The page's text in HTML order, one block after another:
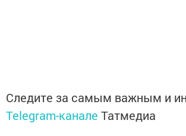
Следите за самым важным и
Telegram-канале Татмедиа